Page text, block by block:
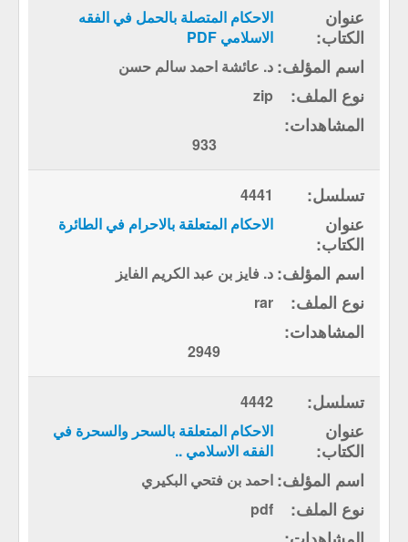
الاحكام المتصلة بالحمل في الفقه
الاسلامي PDF
د. عائشة احمد سالم حسن
zip
933
4441
الاحكام المتعلقة بالاحرام في الطائرة
د. فايز بن عبد الكريم الفايز
rar
2949
4442
الاحكام المتعلقة بالسحر والسحرة في
الفقه الاسلامي ..
احمد بن فتحي البكيري
pdf